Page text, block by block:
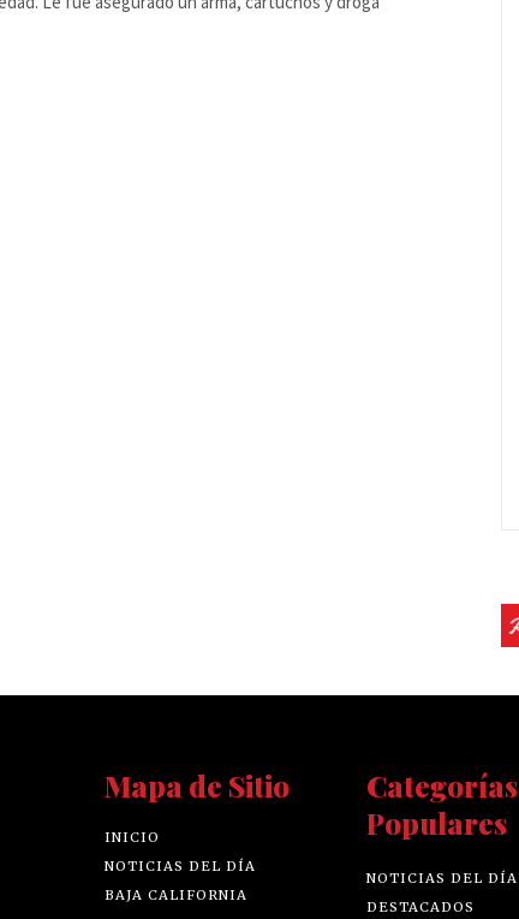
Mapa de Sitio
INICIO
NOTICIAS DEL DÍA
BAJA CALIFORNIA
Categorías
Populares
NOTICIAS DEL DÍA
DESTACADOS